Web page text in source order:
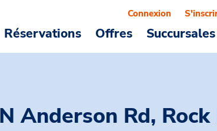
Réservations Offres Succursales
Connexion
Anderson Rd,